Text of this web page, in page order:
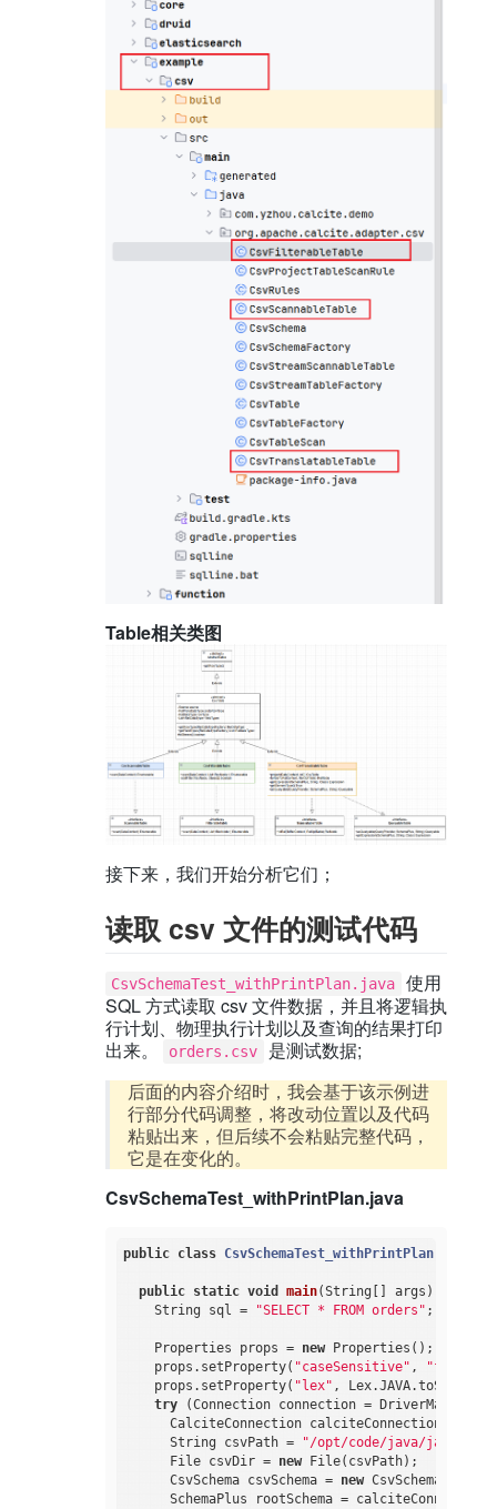
Table相关类图
接下来，我们开始分析它们；
读取 csv 文件的测试代码
CsvSchemaTest_withPrintPlan.java
使用
SQL 方式读取 csv 文件数据，并且将逻辑执
行计划、物理执行计划以及查询的结果打印
出来。
orders.csv
是测试数据;
后面的内容介绍时，我会基于该示例进
行部分代码调整，将改动位置以及代码
粘贴出来，但后续不会粘贴完整代码，
它是在变化的。
CsvSchemaTest_withPrintPlan.java
public class CsvSchemaTest_withPrintPlan
public static void main(String[] args)
    String sql =
"SELECT * FROM orders" ;
    Properties props =
new Properties();
    props.setProperty(
"caseSensitive" , "false"
    props.setProperty(
"lex" ,
try (Connection connection =
CalciteConnection calciteConnection =
      String csvPath =
"/opt/code/java/
      File csvDir =
new File(csvPath);
      CsvSchema csvSchema =
new
SchemaPlus rootSchema =